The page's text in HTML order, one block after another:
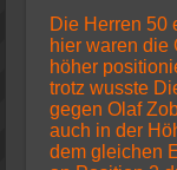
Die Herren 50
hier waren die
höher
trotz wusste
gegen Olaf
auch in der
dem gleichen